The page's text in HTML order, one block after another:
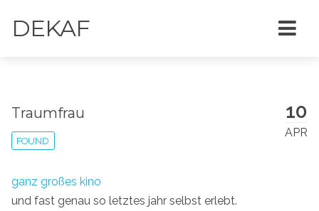
DEKAF
10
APR
Traumfrau
FOUND
ganz großes kino
und fast genau so letztes jahr selbst erlebt.